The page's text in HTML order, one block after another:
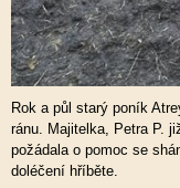
Rok a půl starý poník
ránu. Majitelka, Petra P.
požádala o pomoc se
doléčení hříběte.